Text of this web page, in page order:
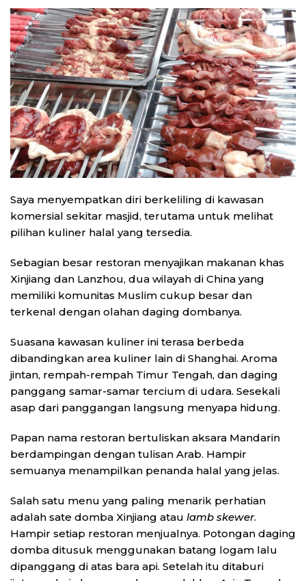
Saya menyempatkan diri berkeliling di kawasan
komersial sekitar masjid, terutama untuk melihat
pilihan kuliner halal yang tersedia.
Sebagian besar restoran menyajikan makanan khas
Xinjiang dan Lanzhou, dua wilayah di China yang
memiliki komunitas Muslim cukup besar dan
terkenal dengan olahan daging dombanya.
Suasana kawasan kuliner ini terasa berbeda
dibandingkan area kuliner lain di Shanghai. Aroma
jintan, rempah-rempah Timur Tengah, dan daging
panggang samar-samar tercium di udara. Sesekali
asap dari panggangan langsung menyapa hidung.
Papan nama restoran bertuliskan aksara Mandarin
berdampingan dengan tulisan Arab. Hampir
semuanya menampilkan penanda halal yang jelas.
Salah satu menu yang paling menarik perhatian
adalah sate domba Xinjiang atau lamb skewer.
Hampir setiap restoran menjualnya. Potongan daging
domba ditusuk menggunakan batang logam lalu
dipanggang di atas bara api. Setelah itu ditaburi